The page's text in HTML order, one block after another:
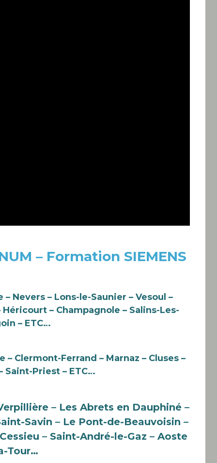
– Formation SIEMENS
Nevers – Lons-le-Saunier – Vesoul –
– Champagnole – Salins-Les-
– ETC…
Clermont-Ferrand – Marnaz – Cluses –
Saint-Priest – ETC…
– Les Abrets en Dauphiné –
Savin – Le Pont-de-Beauvoisin –
– Saint-André-le-Gaz – Aoste
Tour…